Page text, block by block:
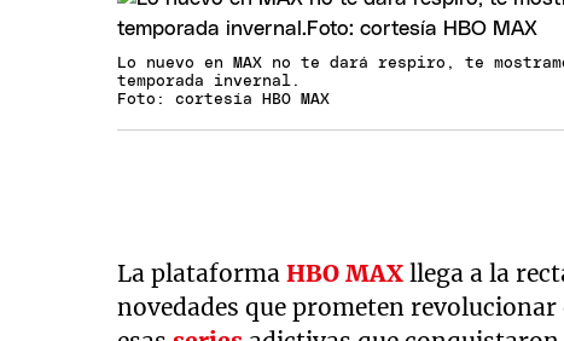
Lo nuevo en MAX no te dará respiro, te
temporada invernal.
Foto: cortesía HBO MAX
La plataformaHBO MAX llega a la
novedades que prometen